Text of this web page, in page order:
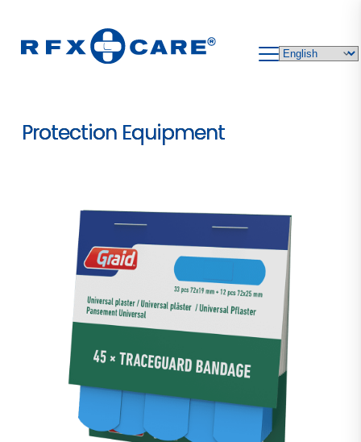
Protection Equipment